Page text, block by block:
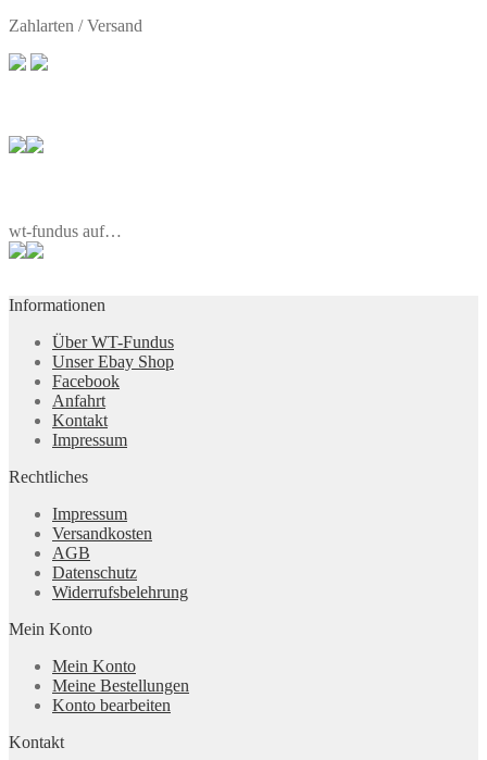
Zahlarten / Versand
wt-fundus auf…
Informationen
Über WT-Fundus
Unser Ebay Shop
Facebook
Anfahrt
Kontakt
Impressum
Rechtliches
Impressum
Versandkosten
AGB
Datenschutz
Widerrufsbelehrung
Mein Konto
Mein Konto
Meine Bestellungen
Konto bearbeiten
Kontakt